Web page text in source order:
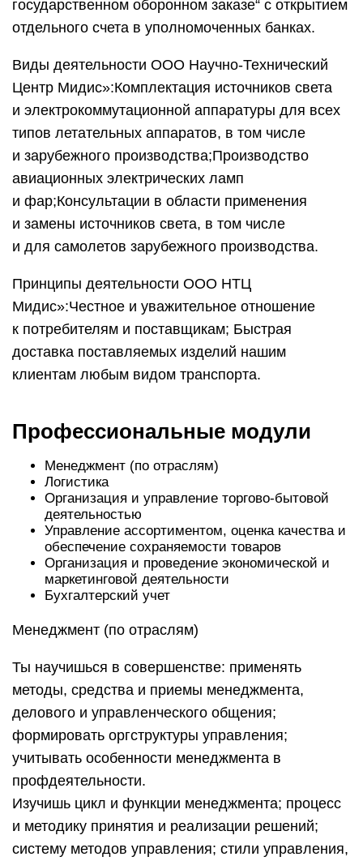
государственном оборонном заказе“ с открытием
отдельного счета в уполномоченных банках.
Виды деятельности ООО Научно-Технический
Центр Мидис»:Комплектация источников света
и электрокоммутационной аппаратуры для всех
типов летательных аппаратов, в том числе
и зарубежного производства;Производство
авиационных электрических ламп
и фар;Консультации в области применения
и замены источников света, в том числе
и для самолетов зарубежного производства.
Принципы деятельности ООО НТЦ
Мидис»:Честное и уважительное отношение
к потребителям и поставщикам; Быстрая
доставка поставляемых изделий нашим
клиентам любым видом транспорта.
Профессиональные модули
Менеджмент (по отраслям)
Логистика
Организация и управление торгово-бытовой
деятельностью
Управление ассортиментом, оценка качества и
обеспечение сохраняемости товаров
Организация и проведение экономической и
маркетинговой деятельности
Бухгалтерский учет
Менеджмент (по отраслям)
Ты научишься в совершенстве: применять
методы, средства и приемы менеджмента,
делового и управленческого общения;
формировать оргструктуры управления;
учитывать особенности менеджмента в
профдеятельности.
Изучишь цикл и функции менеджмента; процесс
и методику принятия и реализации решений;
систему методов управления; стили управления,